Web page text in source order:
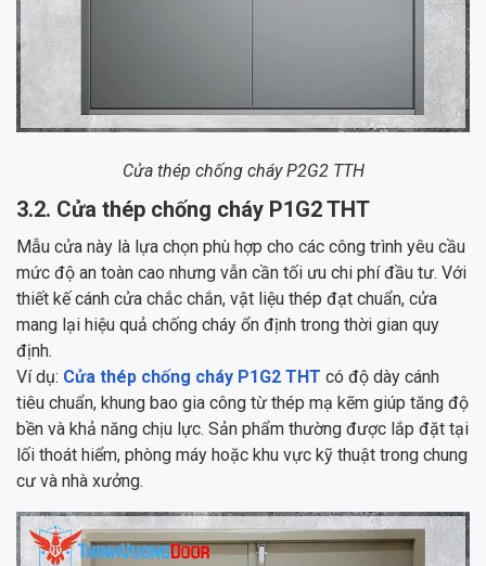
Cửa thép chống cháy P2G2 TTH
3.2. Cửa thép chống cháy P1G2 THT
Mẫu cửa này là lựa chọn phù hợp cho các công trình yêu cầu
mức độ an toàn cao nhưng vẫn cần tối ưu chi phí đầu tư. Với
thiết kế cánh cửa chắc chắn, vật liệu thép đạt chuẩn, cửa
mang lại hiệu quả chống cháy ổn định trong thời gian quy
định.
Ví dụ: Cửa thép chống cháy P1G2 THT có độ dày cánh
tiêu chuẩn, khung bao gia công từ thép mạ kẽm giúp tăng độ
bền và khả năng chịu lực. Sản phẩm thường được lắp đặt tại
lối thoát hiểm, phòng máy hoặc khu vực kỹ thuật trong chung
cư và nhà xưởng.